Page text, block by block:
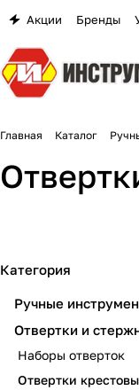
Акции Бренды
Главная Каталог
Категория
Ручные
Отвертки и
Наборы отверток
Отвертки